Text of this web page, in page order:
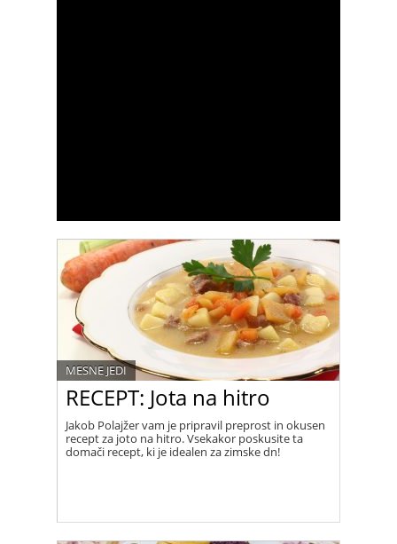
RECEPT: Jota na hitro
MESNE JEDI
Jakob Polajžer vam je pripravil preprost in okusen
recept za joto na hitro. Vsekakor poskusite ta
domači recept, ki je idealen za zimske dn!